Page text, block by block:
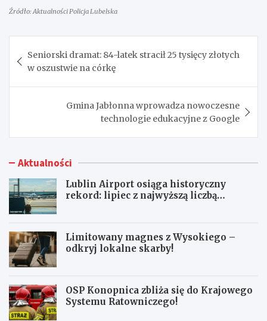
Źródło: Aktualności Policja Lubelska
wpisu
Seniorski dramat: 84-latek stracił 25 tysięcy złotych
w oszustwie na córkę
Gmina Jabłonna wprowadza nowoczesne
technologie edukacyjne z Google
Aktualności
Lublin Airport osiąga historyczny
rekord: lipiec z najwyższą liczbą
Limitowany magnes z Wysokiego –
odkryj lokalne skarby!
OSP Konopnica zbliża się do Krajowego
Systemu Ratowniczego!